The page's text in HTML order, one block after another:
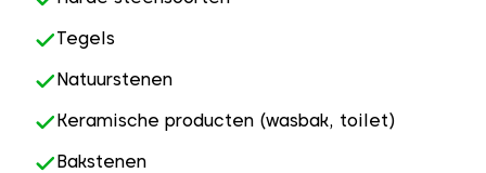
Tegels
Natuurstenen
Keramische producten (wasbak, toilet)
Bakstenen